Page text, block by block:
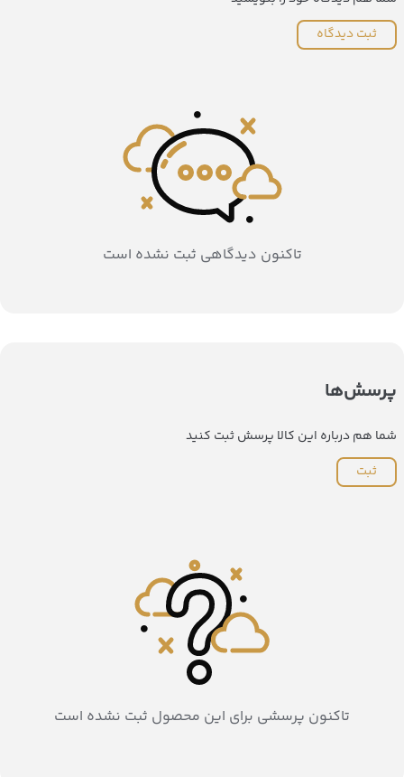
ثبت دیدگاه
تاکنون دیدگاهی ثبت نشده است
پرسش‌ها
شما هم درباره این کالا پرسش ثبت کنید
ثبت
تاکنون پرسشی برای این محصول ثبت نشده است